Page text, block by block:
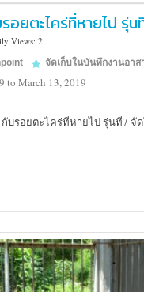
อยตะไคร่ที่หายไป รุ่น
Views: 2
จัดเก็บในบันทึกงานอาส
to March 13, 2019
กับรอยตะไคร่ที่หายไป รุ่นที่7 จั